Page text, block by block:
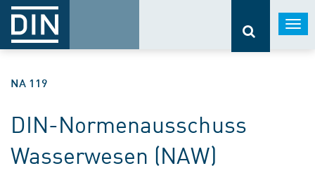
NA 119
DIN-Normenausschuss
Wasserwesen (NAW)